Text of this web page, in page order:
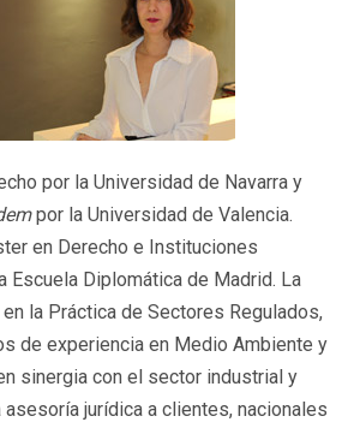
por la Universidad de Navarra y
por la Universidad de Valencia.
en Derecho e Instituciones
Escuela Diplomática de Madrid. La
la Práctica de Sectores Regulados,
de experiencia en Medio Ambiente y
sinergia con el sector industrial y
jurídica a clientes, nacionales